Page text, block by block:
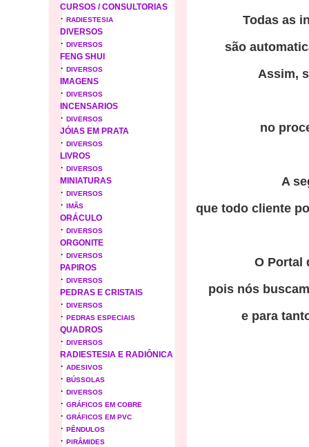
CURSOS / CONSULTORIAS
· RADIESTESIA
DIVERSOS
· DIVERSOS
FENG SHUI
· DIVERSOS
IMAGENS
· DIVERSOS
INCENSARIOS
· DIVERSOS
JÓIAS EM PRATA
· DIVERSOS
LIVROS
· DIVERSOS
MINIATURAS
· DIVERSOS
· IMÃS
ORÁCULO
· DIVERSOS
ORGONITE
· DIVERSOS
PAPIROS
· DIVERSOS
PEDRAS E CRISTAIS
· DIVERSOS
· PEDRAS ESPECIAIS
QUADROS
· DIVERSOS
RADIESTESIA E RADIÔNICA
· ADESIVOS
· BÚSSOLAS
· DIVERSOS
· GRÁFICOS EM COBRE
· GRÁFICOS EM PVC
· PÊNDULOS
· PIRÂMIDES
Todas as
são
Assim,
no
A
que todo cliente
O Portal
pois nós
e para